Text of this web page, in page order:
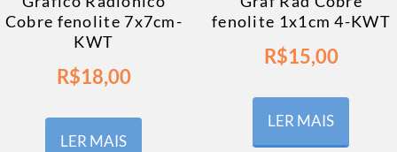
Cobre fenolite 7x7cm-
KWT
R$18,00
LER MAIS
fenolite 1x1cm 4-KWT
R$15,00
LER MAIS